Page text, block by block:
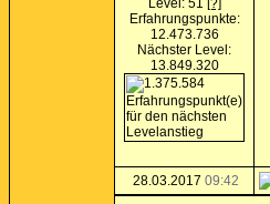
Level: 51 [?]
Erfahrungspunkte:
12.473.736
Nächster Level:
13.849.320
28.03.2017 09:42